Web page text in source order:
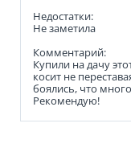
Недостатки:
Не заметила
Комментарий:
Купили на дачу
косит не
боялись, что
Рекомендую!